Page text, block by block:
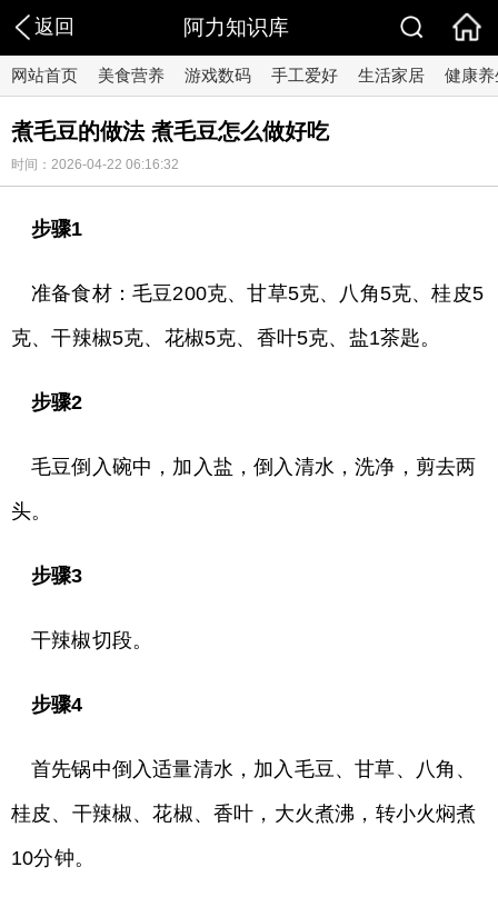
返回 阿力知识库
网站首页 美食营养 游戏数码 手工爱好 生活家居 健康养
煮毛豆的做法 煮毛豆怎么做好吃
时间：2026-04-22 06:16:32
步骤1
准备食材：毛豆200克、甘草5克、八角5克、桂皮5
克、干辣椒5克、花椒5克、香叶5克、盐1茶匙。
步骤2
毛豆倒入碗中，加入盐，倒入清水，洗净，剪去两
头。
步骤3
干辣椒切段。
步骤4
首先锅中倒入适量清水，加入毛豆、甘草、八角、
桂皮、干辣椒、花椒、香叶，大火煮沸，转小火焖煮
10分钟。